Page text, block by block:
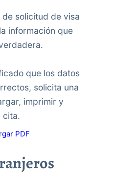
solicitud de visa
información que
que los datos
solicita una
imprimir y
cita.
PDF